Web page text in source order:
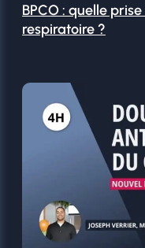
BPCO : quelle
respiratoire ?